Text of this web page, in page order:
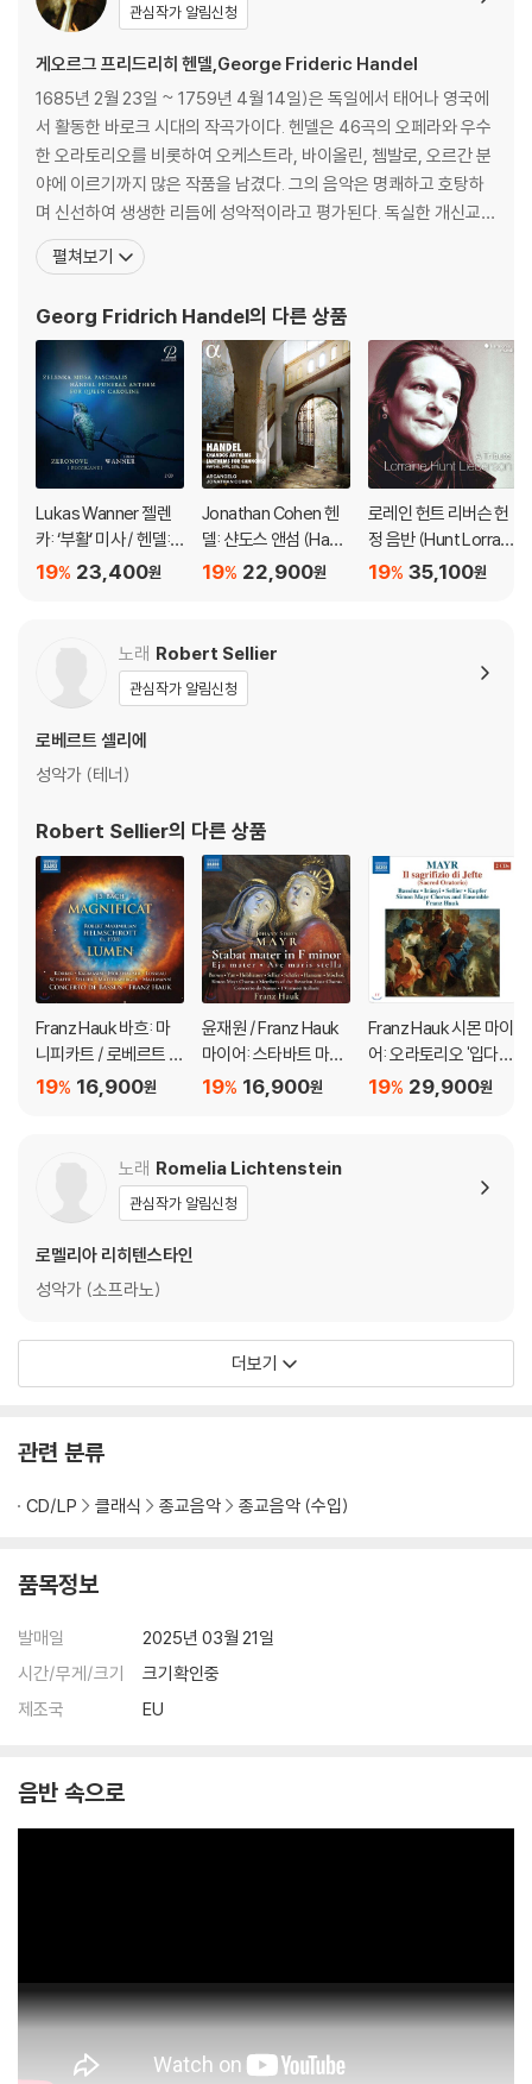
관심작가 알림신청
게오르그 프리드리히 헨델,George Frideric Handel
1685년 2월 23일 ~ 1759년 4월 14일)은 독일에서 태어나 영국에
서 활동한 바로크 시대의 작곡가이다. 헨델은 46곡의 오페라와 우수
한 오라토리오를 비롯하여 오케스트라, 바이올린, 쳄발로, 오르간 분
야에 이르기까지 많은 작품을 남겼다. 그의 음악은 명쾌하고 호탕하
며 신선하여 생생한 리듬에 성악적이라고 평가된다. 독실한 개신교
(루터교) 신자인 헨델의 대표적인 교회음악은 《메시아(Messiah)》
로서 당시 영어 번역 성경인 킹 제임스 성경의 구절에 곡을 붙인 오라
다. 함부르크, 피렌체 등지에서 활동하다 1
펼쳐보기
Georg Fridrich Handel의 다른 상품
Lukas Wanner 젤렌
카: ‘부활’ 미사 / 헨델:
‘캐롤라인 왕비를 위한
Handel: Funeral Ant
hem for Queen Car
oline)
23,400원
19%
Jonathan Cohen 헨
델: 샨도스 앤섬 (Hand
el: Chandos Anthe
22,900원
19%
로레인 헌트 리버슨 헌
정 음반 (Hunt Lorrain
e Lieberson Tribut
35,100원
19%
노래 Robert Sellier
관심작가 알림신청
로베르트 셀리에
성악가 (테너)
Robert Sellier의 다른 상품
Franz Hauk 바흐: 마
니피카트 / 로베르트 헬
름슈로트: 루멘 (Bach:
16,900원
19%
윤재원 / Franz Hauk
마이어: 스타바트 마테
르, 아베 마리스 스텔
체르토 드 바수스, 프란
츠 하우크 (Johann Si
mon Mayr: Stabat M
16,900원
19%
Franz Hauk 시몬 마이
어: 오라토리오 '입다의
희생 제물' (Simon Ma
29,900원
19%
노래 Romelia Lichtenstein
관심작가 알림신청
로멜리아 리히텐스타인
성악가 (소프라노)
더보기
관련 분류
CD/LP 클래식 종교음악 종교음악 (수입)
품목정보
발매일
2025년 03월 21일
시간/무게/크기
크기확인중
제조국
EU
음반 속으로